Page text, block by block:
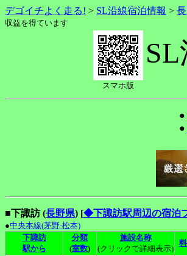
デゴイチよく走る! > SL沿線宿泊情報 >
収益を得ています
スマホ版
●
●
■下諏訪 (長野県) [◆下諏訪駅周辺の宿泊
●中央本線(茅野-松本)
下諏訪
駅から
分類
(室数)
施設名称
(クリックで詳細表示)